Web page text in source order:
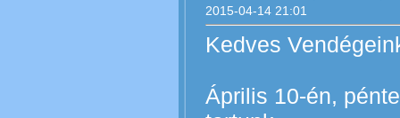
2015-04-14 21:01
Kedves
Április 10-én,